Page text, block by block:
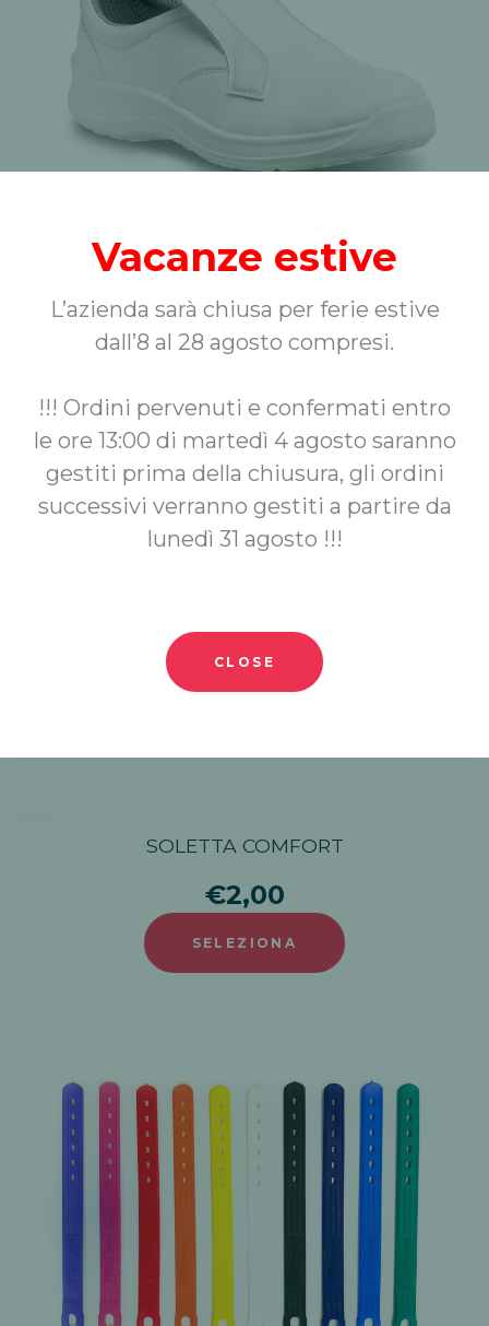
Vacanze estive
L’azienda sarà chiusa per ferie estive
dall’8 al 28 agosto compresi.
!!! Ordini pervenuti e confermati entro
le ore 13:00 di martedì 4 agosto saranno
gestiti prima della chiusura, gli ordini
successivi verranno gestiti a partire da
lunedì 31 agosto !!!
CLOSE
€49,00
SELEZIONA
Accessori
SOLETTA COMFORT
€2,00
SELEZIONA